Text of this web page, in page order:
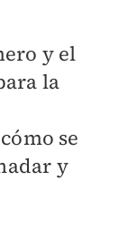
y el
la
se
y